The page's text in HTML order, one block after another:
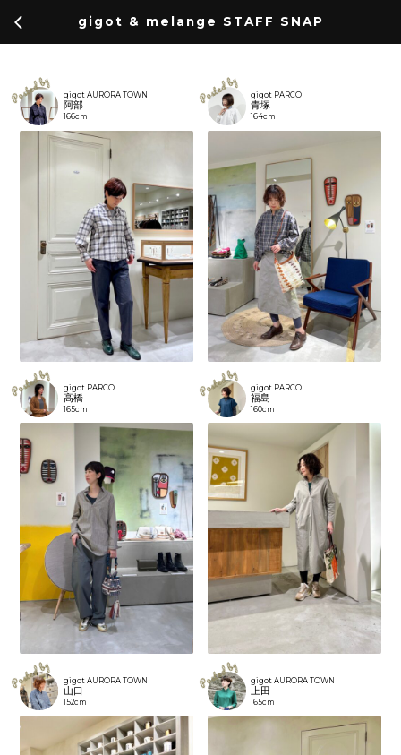
gigot & melange STAFF SNAP
arrow_back_ios
gigot AURORA TOWN
阿部
166cm
gigot PARCO
青塚
164cm
gigot PARCO
高橋
165cm
gigot PARCO
福島
160cm
gigot AURORA TOWN
山口
152cm
gigot AURORA TOWN
上田
165cm